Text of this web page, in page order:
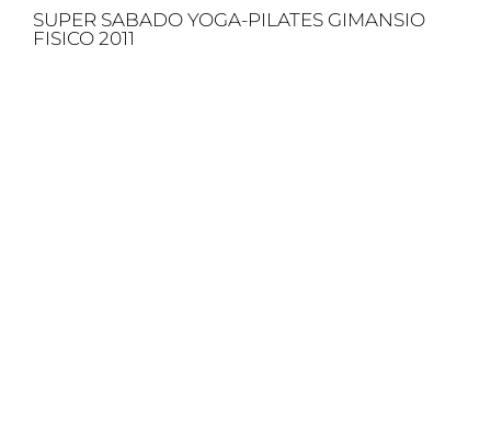
SUPER SABADO YOGA-PILATES GIMANSIO
FISICO 2011